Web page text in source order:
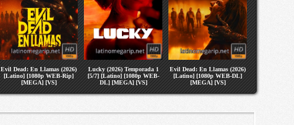
Evil Dead: En Llamas (2026)
[Latino] [1080p WEB-Rip]
[MEGA] [VS]
Lucky (2026) Temporada 1
[5/7] [Latino] [1080p WEB-
DL] [MEGA] [VS]
Evil Dead: En Llamas (2026)
[Latino] [1080p WEB-DL]
[MEGA] [VS]